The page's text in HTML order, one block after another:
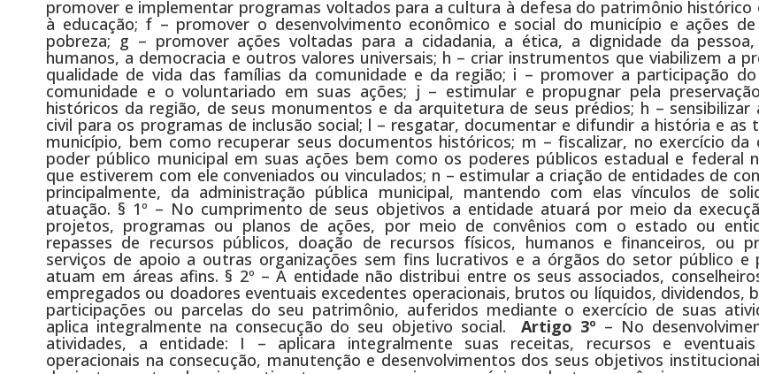
promover e implementar programas voltados para a cultura à defesa do patrimônio histórico
à educação; f – promover o desenvolvimento econômico e social do município e ações
pobreza; g – promover ações voltadas para a cidadania, a ética, a dignidade da
humanos, a democracia e outros valores universais; h – criar instrumentos que viabilizem a
qualidade de vida das famílias da comunidade e da região; i – promover a participação
comunidade e o voluntariado em suas ações; j – estimular e propugnar pela
históricos da região, de seus monumentos e da arquitetura de seus prédios; h – sensibilizar
civil para os programas de inclusão social; l – resgatar, documentar e difundir a história e as
município, bem como recuperar seus documentos históricos; m – fiscalizar, no exercício da
poder público municipal em suas ações bem como os poderes públicos estadual e federal
que estiverem com ele conveniados ou vinculados; n – estimular a criação de entidades de
principalmente, da administração pública municipal, mantendo com elas vínculos de
atuação. § 1º – No cumprimento de seus objetivos a entidade atuará por meio da
projetos, programas ou planos de ações, por meio de convênios com o estado ou
repasses de recursos públicos, doação de recursos físicos, humanos e financeiros, ou
serviços de apoio a outras organizações sem fins lucrativos e a órgãos do setor público e
atuam em áreas afins. § 2º – A entidade não distribui entre os seus associados,
empregados ou doadores eventuais excedentes operacionais, brutos ou líquidos, dividendos,
participações ou parcelas do seu patrimônio, auferidos mediante o exercício de suas
aplica integralmente na consecução do seu objetivo social.Artigo 3º – No
atividades, a entidade: I – aplicara integralmente suas receitas, recursos e
operacionais na consecução, manutenção e desenvolvimentos dos seus objetivos